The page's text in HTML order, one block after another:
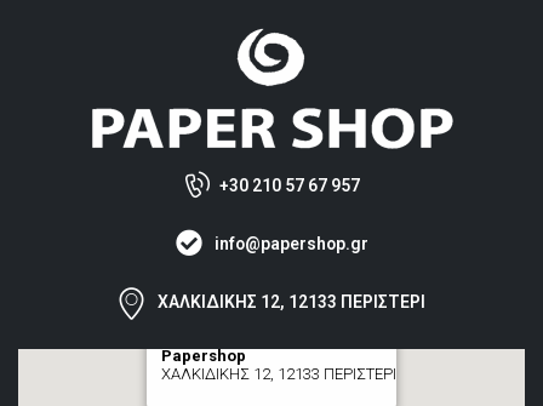
+30 210 57 67 957
info@papershop.gr
ΧΑΛΚΙΔΙΚΗΣ 12, 12133 ΠΕΡΙΣΤΕΡΙ
Papershop
ΧΑΛΚΙΔΙΚΗΣ 12, 12133 ΠΕΡΙΣΤΕΡΙ